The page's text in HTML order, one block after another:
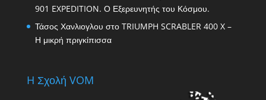
901 EXPEDITION. Ο Εξερευνητής του Κόσμου.
Τάσος Χανλιογλου στο TRIUMPH SCRABLER 400 X –
Η μικρή πριγκίπισσα
H Σχολή VOM